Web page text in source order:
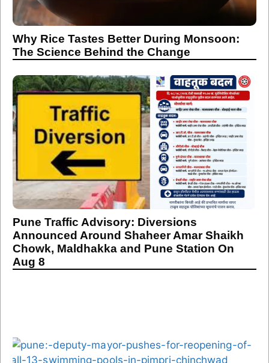
Why Rice Tastes Better During Monsoon:
The Science Behind the Change
Pune Traffic Advisory: Diversions
Announced Around Shaheer Amar Shaikh
Chowk, Maldhakka and Pune Station On
Aug 8